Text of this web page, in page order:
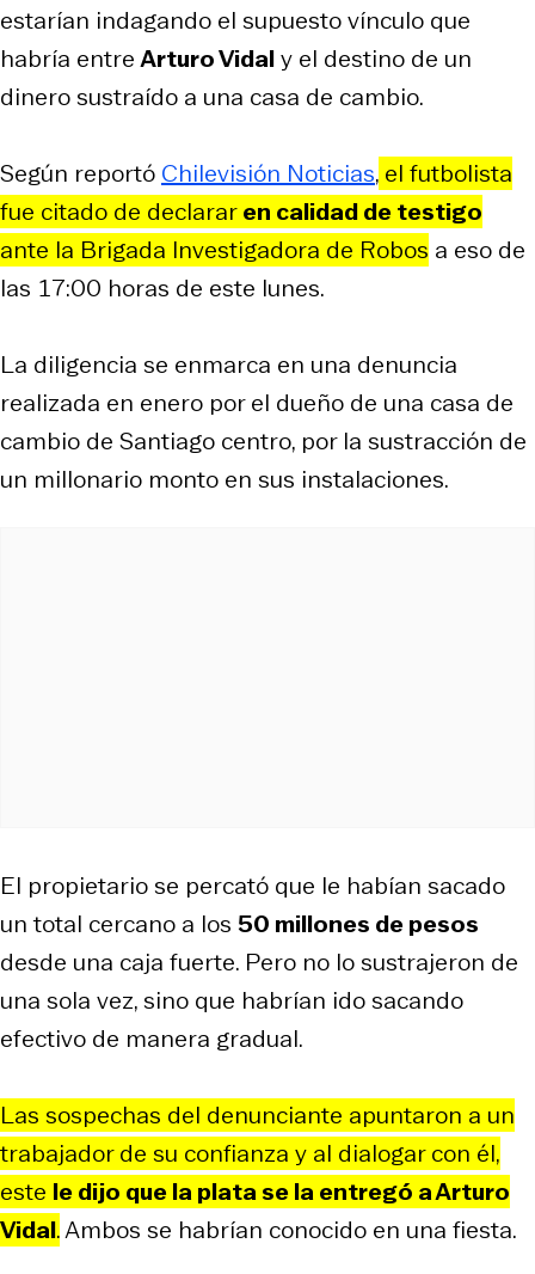
estarían indagando el supuesto vínculo que
habría entreArturo Vidaly el destino de un
dinero sustraído a una casa de cambio.
Según reportó Chilevisión Noticias, el futbolista
fue citado de declararen calidad de testigo
ante la Brigada Investigadora de Robos a eso de
las 17:00 horas de este lunes.
La diligencia se enmarca en una denuncia
realizada en enero por el dueño de una casa de
cambio de Santiago centro, por la sustracción de
un millonario monto en sus instalaciones.
El propietario se percató que le habían sacado
un total cercano a los 50 millones de pesos
desde una caja fuerte. Pero no lo sustrajeron de
una sola vez, sino que habrían ido sacando
efectivo de manera gradual.
Las sospechas del denunciante apuntaron a un
trabajador de su confianza y al dialogar con él,
este le dijo que la plata se la entregó a Arturo
Vidal.Ambos se habrían conocido en una fiesta.